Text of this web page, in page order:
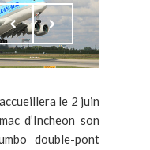
le 2 juin
d’Incheon son
double-pont